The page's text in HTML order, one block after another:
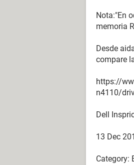
Nota:"En
memoria
Desde
compare
https://
n4110/
Dell
13 Dec
Category: